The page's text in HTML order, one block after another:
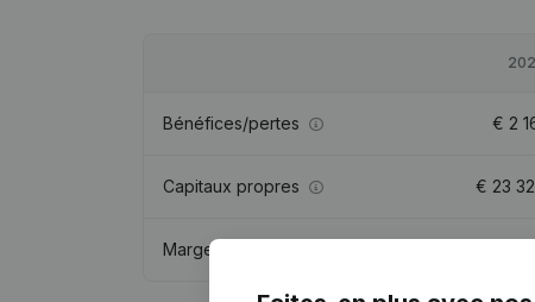
Bénéfices/pertes € 2
Capitaux propres € 23
Marge brute